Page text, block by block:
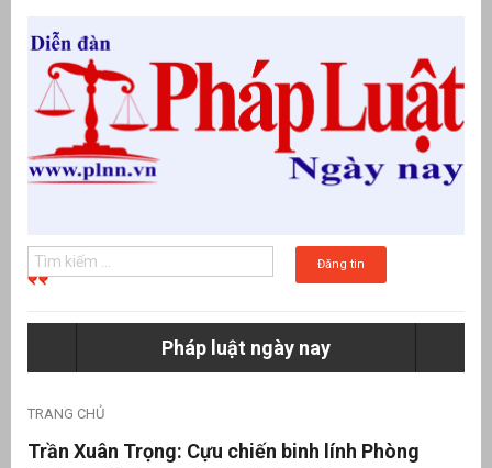
Đăng tin
Pháp luật ngày nay
TRANG CHỦ
Trần Xuân Trọng: Cựu chiến binh lính Phòng